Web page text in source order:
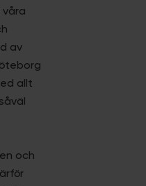
våra
av
allt
och